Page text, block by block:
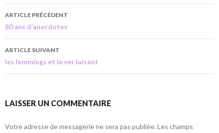
ARTICLE PRÉCÉDENT
80 ans d’anecdotes
ARTICLE SUIVANT
les lemmings et le ver luisant
LAISSER UN COMMENTAIRE
Votre adresse de messagerie ne sera pas publiée. Les champs